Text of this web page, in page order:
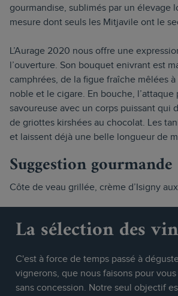
gourmandise, sublimés par un élevage
mesure dont seuls les Mitjavile ont le
L’Aurage 2020 nous offre une
l’ouverture. Son bouquet enivrant est
camphrées, de la figue fraîche mêlées
noble et le cigare. En bouche, l’attaque
savoureuse avec un corps puissant qui
de griottes kirshées au chocolat. Les
et laissent déjà une belle longueur de
Suggestion gourmande
Côte de veau grillée, crème d’Isigny
La sélection des
C'est à force de temps passé à
vignerons, que nous faisons pour
sans concession. Notre seul objectif